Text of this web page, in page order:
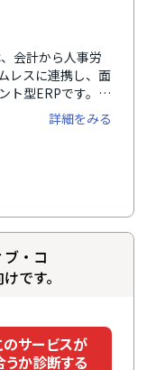
会計から人事労
レスに連携し、面
型ERPです。
利用でき、事業規
組み合わせること
会計における仕
を連携することも
詳細をみる
・コ
です。
のサービスが
うか診断する